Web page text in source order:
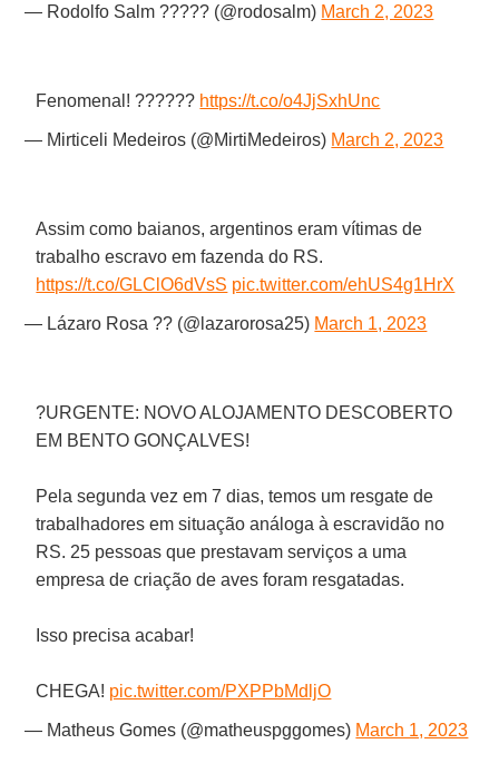
— Rodolfo Salm ????? (@rodosalm) March 2, 2023
Fenomenal! ?????? https://t.co/o4JjSxhUnc
— Mirticeli Medeiros (@MirtiMedeiros) March 2, 2023
Assim como baianos, argentinos eram vítimas de
trabalho escravo em fazenda do RS.
https://t.co/GLClO6dVsS pic.twitter.com/ehUS4g1HrX
— Lázaro Rosa ?? (@lazarorosa25) March 1, 2023
?URGENTE: NOVO ALOJAMENTO DESCOBERTO
EM BENTO GONÇALVES!
Pela segunda vez em 7 dias, temos um resgate de
trabalhadores em situação análoga à escravidão no
RS. 25 pessoas que prestavam serviços a uma
empresa de criação de aves foram resgatadas.
Isso precisa acabar!
CHEGA! pic.twitter.com/PXPPbMdljO
— Matheus Gomes (@matheuspggomes) March 1, 2023